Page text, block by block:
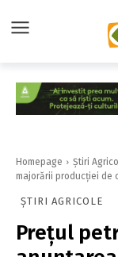
Homepage Știri
majorării producţiei de
ȘTIRI AGRICOLE
Preţul